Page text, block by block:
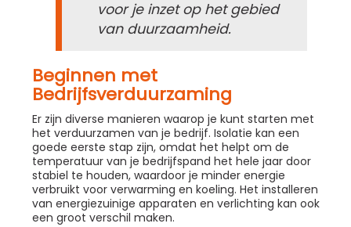
voor je inzet op het gebied
van duurzaamheid.
Beginnen met
Bedrijfsverduurzaming
Er zijn diverse manieren waarop je kunt starten met
het verduurzamen van je bedrijf. Isolatie kan een
goede eerste stap zijn, omdat het helpt om de
temperatuur van je bedrijfspand het hele jaar door
stabiel te houden, waardoor je minder energie
verbruikt voor verwarming en koeling. Het installeren
van energiezuinige apparaten en verlichting kan ook
een groot verschil maken.